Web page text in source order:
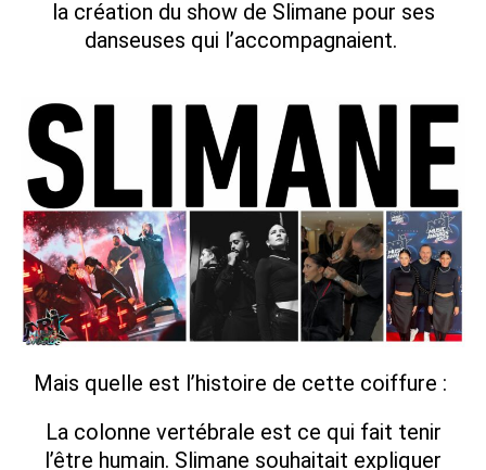
la création du show de Slimane pour ses
danseuses qui l’accompagnaient.
Mais quelle est l’histoire de cette coiffure :
La colonne vertébrale est ce qui fait tenir
l’être humain. Slimane souhaitait expliquer